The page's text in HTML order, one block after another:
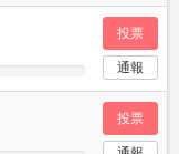
投票
通報
投票